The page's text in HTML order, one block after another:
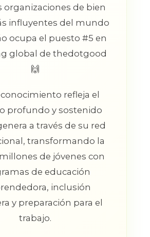
organizaciones de bien
influyentes del mundo
ocupa el puesto #5 en
global de thedotgood
🙌
refleja el
profundo y sostenido
a través de su red
transformando la
de jóvenes con
de educación
inclusión
y preparación para el
trabajo.